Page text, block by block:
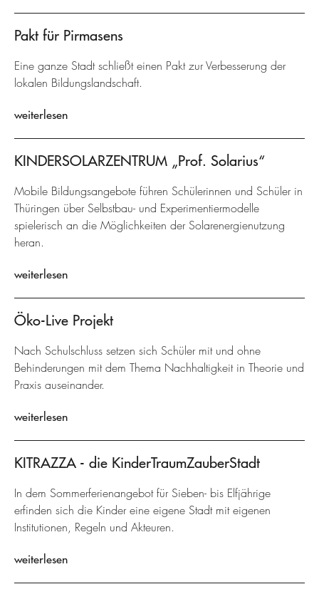
Pakt für Pirmasens
Eine ganze Stadt schließt einen Pakt zur Verbesserung der
lokalen Bildungslandschaft.
weiterlesen
KINDERSOLARZENTRUM „Prof. Solarius“
Mobile Bildungsangebote führen Schülerinnen und Schüler in
Thüringen über Selbstbau- und Experimentiermodelle
spielerisch an die Möglichkeiten der Solarenergienutzung
heran.
weiterlesen
Öko-Live Projekt
Nach Schulschluss setzen sich Schüler mit und ohne
Behinderungen mit dem Thema Nachhaltigkeit in Theorie und
Praxis auseinander.
weiterlesen
KITRAZZA - die KinderTraumZauberStadt
In dem Sommerferienangebot für Sieben- bis Elfjährige
erfinden sich die Kinder eine eigene Stadt mit eigenen
Institutionen, Regeln und Akteuren.
weiterlesen